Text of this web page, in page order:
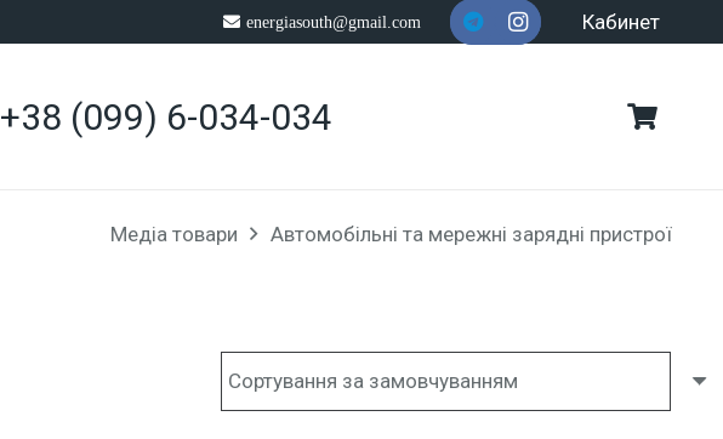
energiasouth@gmail.com Кабинет
+38 (099) 6-034-034
Медіа товари Автомобільні та мережні зарядні пристрої